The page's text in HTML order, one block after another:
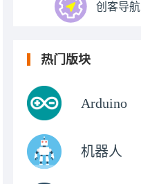
创客导航
热门版块
Arduino
机器人